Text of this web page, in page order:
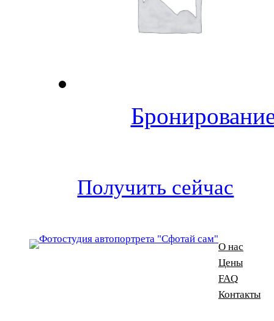
Получить сейчас
О нас
Цены
FAQ
Контакты